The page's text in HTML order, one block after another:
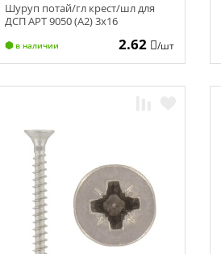
Шуруп потай/гл крест/шл для
ДСП АРТ 9050 (А2) 3х16
в наличии 2.62 /шт